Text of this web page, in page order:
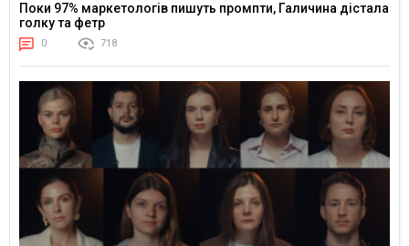
Поки 97% маркетологів пишуть промпти, Галичина дістала
голку та фетр
0 718